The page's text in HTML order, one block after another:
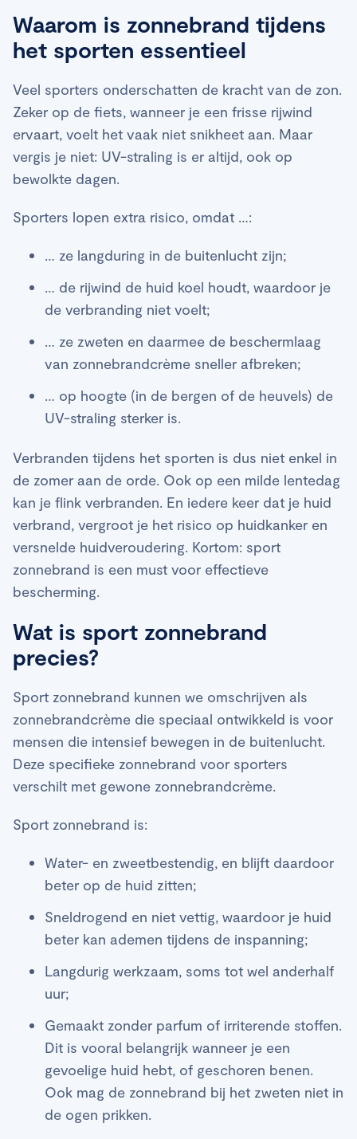
Waarom is zonnebrand tijdens
het sporten essentieel
Veel sporters onderschatten de kracht van de zon.
Zeker op de fiets, wanneer je een frisse rijwind
ervaart, voelt het vaak niet snikheet aan. Maar
vergis je niet: UV-straling is er altijd, ook op
bewolkte dagen.
Sporters lopen extra risico, omdat …:
… ze langduring in de buitenlucht zijn;
… de rijwind de huid koel houdt, waardoor je
de verbranding niet voelt;
… ze zweten en daarmee de beschermlaag
van zonnebrandcrème sneller afbreken;
… op hoogte (in de bergen of de heuvels) de
UV-straling sterker is.
Verbranden tijdens het sporten is dus niet enkel in
de zomer aan de orde. Ook op een milde lentedag
kan je flink verbranden. En iedere keer dat je huid
verbrand, vergroot je het risico op huidkanker en
versnelde huidveroudering. Kortom: sport
zonnebrand is een must voor effectieve
bescherming.
Wat is sport zonnebrand
precies?
Sport zonnebrand kunnen we omschrijven als
zonnebrandcrème die speciaal ontwikkeld is voor
mensen die intensief bewegen in de buitenlucht.
Deze specifieke zonnebrand voor sporters
verschilt met gewone zonnebrandcrème.
Sport zonnebrand is:
Water- en zweetbestendig, en blijft daardoor
beter op de huid zitten;
Sneldrogend en niet vettig, waardoor je huid
beter kan ademen tijdens de inspanning;
Langdurig werkzaam, soms tot wel anderhalf
uur;
Gemaakt zonder parfum of irriterende stoffen.
Dit is vooral belangrijk wanneer je een
gevoelige huid hebt, of geschoren benen.
Ook mag de zonnebrand bij het zweten niet in
de ogen prikken.